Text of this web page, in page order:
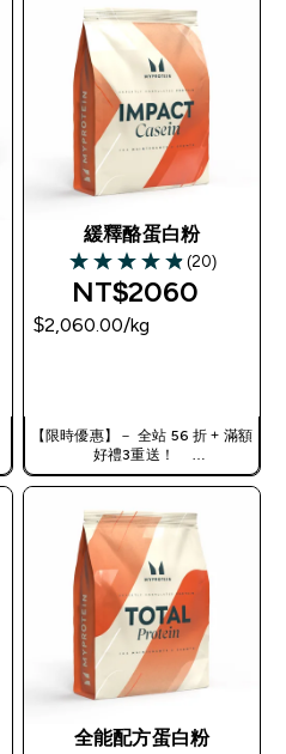
緩釋酪蛋白粉
4.85 out of 5 stars
(20)
NT$2060‎
$2,060.00‎/kg
【限時優惠】－ 全站 56 折 + 滿額
好禮3重送！
使用優惠碼，獲得額外折扣：
全能配方蛋白粉